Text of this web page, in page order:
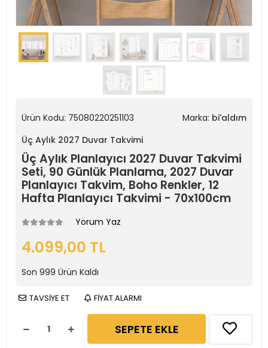
Ürün Kodu: 75080220251103 Marka: bi'aldım
Üç Aylık 2027 Duvar Takvimi
Üç Aylık Planlayıcı 2027 Duvar Takvimi
Seti, 90 Günlük Planlama, 2027 Duvar
Planlayıcı Takvim, Boho Renkler, 12
Hafta Planlayıcı Takvimi - 70x100cm
Yorum Yaz
4.099,00 TL
Son 999 Ürün Kaldı
TAVSİYE ET FİYAT ALARMI
SEPETE EKLE